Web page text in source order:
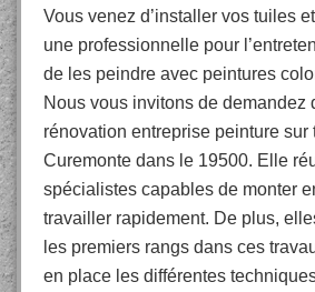
Vous venez d’installer vos tuiles
une professionnelle pour
de les peindre avec peintures
Nous vous invitons de demandez
rénovation entreprise peinture sur
Curemonte dans le 19500. Elle
spécialistes capables de monter
travailler rapidement. De plus,
les premiers rangs dans ces
en place les différentes